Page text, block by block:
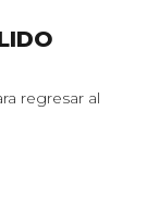
regresar al